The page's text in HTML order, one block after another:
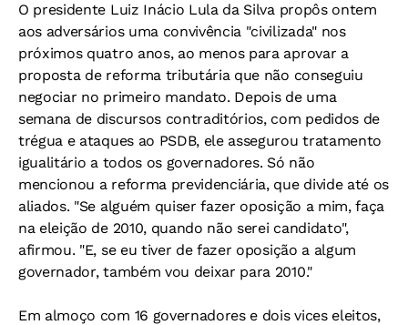
O presidente Luiz Inácio Lula da Silva propôs ontem
aos adversários uma convivência "civilizada" nos
próximos quatro anos, ao menos para aprovar a
proposta de reforma tributária que não conseguiu
negociar no primeiro mandato. Depois de uma
semana de discursos contraditórios, com pedidos de
trégua e ataques ao PSDB, ele assegurou tratamento
igualitário a todos os governadores. Só não
mencionou a reforma previdenciária, que divide até os
aliados. "Se alguém quiser fazer oposição a mim, faça
na eleição de 2010, quando não serei candidato",
afirmou. "E, se eu tiver de fazer oposição a algum
governador, também vou deixar para 2010."
Em almoço com 16 governadores e dois vices eleitos,